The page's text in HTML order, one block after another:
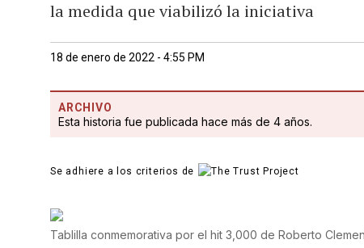
la medida que viabilizó la iniciativa
18 de enero de 2022 - 4:55 PM
ARCHIVO
Esta historia fue publicada hace más de 4 años.
Se adhiere a los criterios de
Tablilla conmemorativa por el hit 3,000 de Roberto